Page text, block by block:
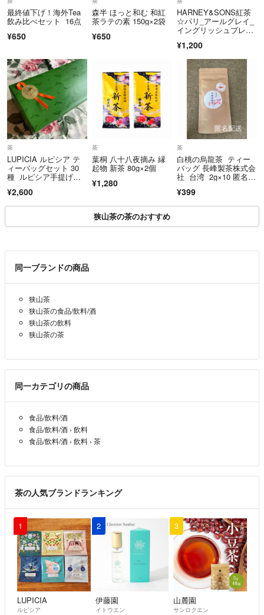
ねますのでご了承ください。
コメント失礼致します。
上煎茶 2本でおいくらになりますでしょうか。
宜しくお願い致します。
こちらこそ、ご理解いただきありがとうございます！どうぞよろしく
お願い申し上げます🙇‍♂️
出品者 LoveGreenTea🌱 - 2ヶ月前
続きです
通常煎茶4本で¥1720-(送料無料)
ですが、2件以上のご注文の場合は端数等のお値引きをさせていただ
いております。
ご検討の程、どうぞよろしくお願い申し上げます。m(__)m
ムーちゃん様
いつも大変お世話になっております。
ご依頼いただき大変ありがとうございます！
承知致しました。
ネコポスサイズでの発送になる為、煎茶100gx8本ですと、2梱包に分
①煎茶100gx4本
¥1715
出品者 LoveGreenTea🌱
今年の煎茶100グラムを8袋を購入希望です。
おいくらになりますか。
もし購入するとしたら、出来たなら買い回りの時に購入をしたいで
す。
ムーちゃん- 2ヶ月前
ミカビ様
大変お待たせいたしました。
最終値下げ！海外Tea
飲み比べセット 16点
¥650
森半 ほっと和む 和紅
茶ラテの素 150g×2袋
¥650
HARNEY&SONS紅茶
☆パリ_アールグレイ_
イングリッシュブレッ
¥1,200
茶
LUPICIA ルピシア テ
ィーバッグセット 30
種 ルピシア手提げ袋
¥2,600
茶
葉桐 八十八夜摘み 縁
起物 新茶 80g×2個
¥1,280
茶
白桃の烏龍茶 ティー
バッグ 長峰製茶株式会
社 台湾 2g×10 匿名配
¥399
狭山茶の茶のおすすめ
同一ブランドの商品
狭山茶
狭山茶の食品/飲料/酒
狭山茶の飲料
狭山茶の茶
同一カテゴリの商品
食品/飲料/酒
食品/飲料/酒 › 飲料
食品/飲料/酒 › 飲料 › 茶
茶の人気ブランドランキング
1
LUPICIA
ルピシア
2
伊藤園
イトウエン
3
山麓園
サンロクエン